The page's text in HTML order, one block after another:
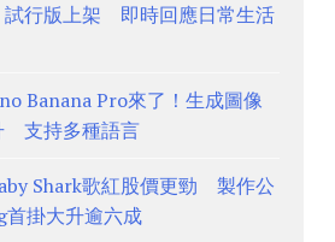
試行版上架 即時回應日常生活
Banana Pro來了！生成圖像
支持多種語言
Shark歌紅股價更勁 製作公
掛大升逾六成